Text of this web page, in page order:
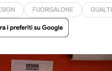
FUORISALONE